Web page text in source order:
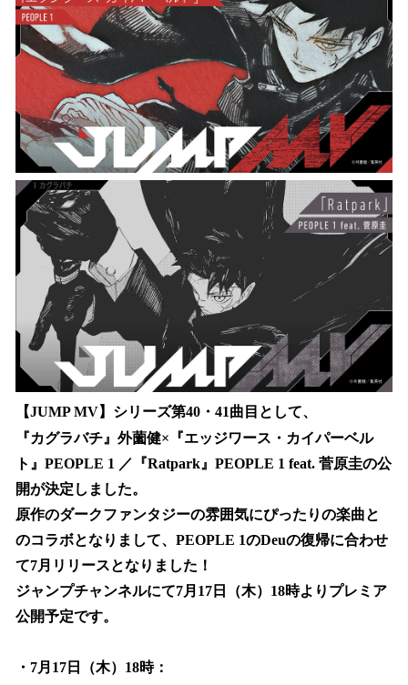
を
読
み
込
で
す
【JUMP MV】シリーズ第40・41曲目として、
『カグラバチ』外薗健×『エッジワース・カイパーベル
ト』PEOPLE 1 ／『Ratpark』PEOPLE 1 feat. 菅原圭の公
開が決定しました。
原作のダークファンタジーの雰囲気にぴったりの楽曲と
のコラボとなりまして、PEOPLE 1のDeuの復帰に合わせ
て7月リリースとなりました！
ジャンプチャンネルにて7月17日（木）18時よりプレミア
公開予定です。
・7月17日（木）18時：